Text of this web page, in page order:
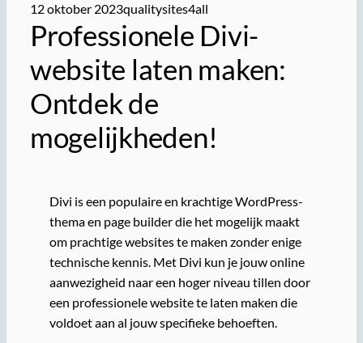
12 oktober 2023qualitysites4all
Professionele Divi-
website laten maken:
Ontdek de
mogelijkheden!
Divi is een populaire en krachtige WordPress-
thema en page builder die het mogelijk maakt
om prachtige websites te maken zonder enige
technische kennis. Met Divi kun je jouw online
aanwezigheid naar een hoger niveau tillen door
een professionele website te laten maken die
voldoet aan al jouw specifieke behoeften.